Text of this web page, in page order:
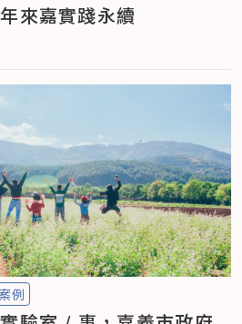
來嘉實踐永續
例